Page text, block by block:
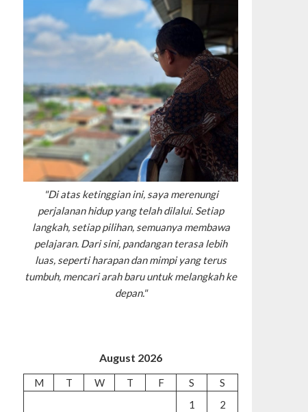
"Di atas ketinggian ini, saya merenungi
perjalanan hidup yang telah dilalui. Setiap
langkah, setiap pilihan, semuanya membawa
pelajaran. Dari sini, pandangan terasa lebih
luas, seperti harapan dan mimpi yang terus
tumbuh, mencari arah baru untuk melangkah ke
depan."
August 2026
M T W T F S
S
1
2